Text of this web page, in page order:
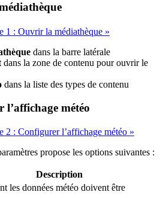
1 : Ouvrir la médiathèque »
dans la barre latérale
dans la zone de contenu pour ouvrir le
dans la liste des types de contenu
météo
2 : Configurer l’affichage météo »
propose les options suivantes :
Description
les données météo doivent être